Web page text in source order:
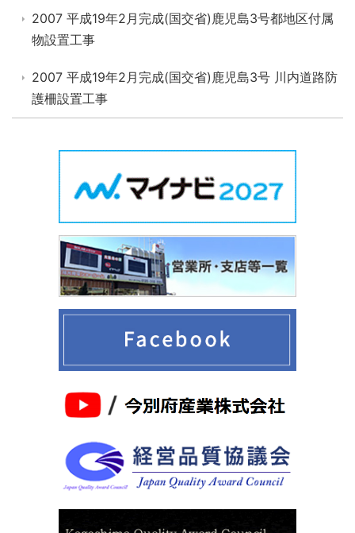
2007 平成19年2月完成(国交省)鹿児島3号都地区付属
物設置工事
2007 平成19年2月完成(国交省)鹿児島3号 川内道路防
護柵設置工事